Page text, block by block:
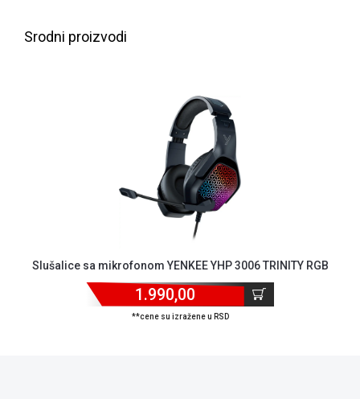
OUTLET
Srodni proizvodi
Slušalice sa mikrofonom YENKEE YHP 3006 TRINITY RGB
1.990,00
**cene su izražene u RSD